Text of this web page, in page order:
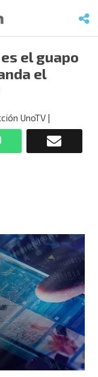
el guapo
el
UnoTV |